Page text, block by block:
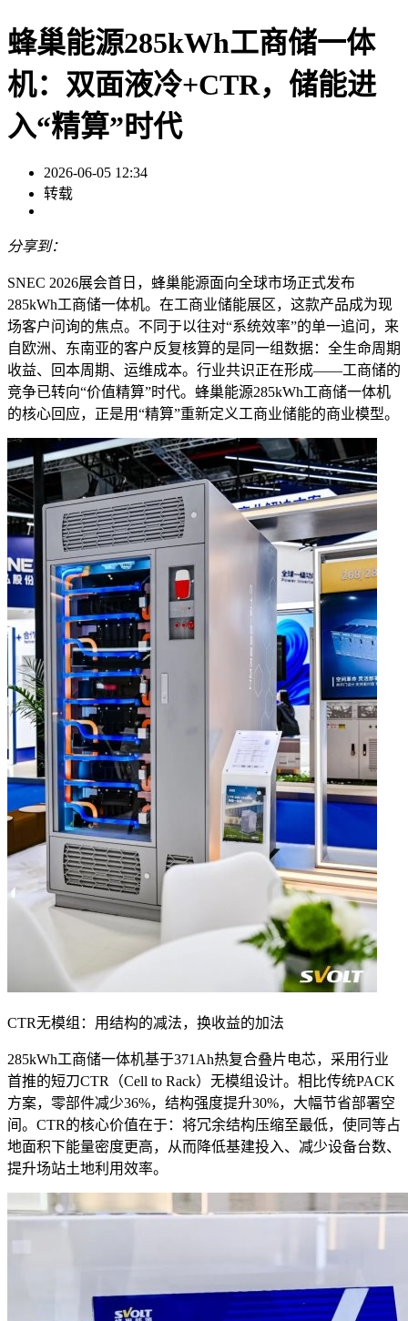
蜂巢能源285kWh工商储一体
机：双面液冷+CTR，储能进
入“精算”时代
2026-06-05 12:34
转载
分享到：
SNEC 2026展会首日，蜂巢能源面向全球市场正式发布
285kWh工商储一体机。在工商业储能展区，这款产品成为现
场客户问询的焦点。不同于以往对“系统效率”的单一追问，来
自欧洲、东南亚的客户反复核算的是同一组数据：全生命周期
收益、回本周期、运维成本。行业共识正在形成——工商储的
竞争已转向“价值精算”时代。蜂巢能源285kWh工商储一体机
的核心回应，正是用“精算”重新定义工商业储能的商业模型。
CTR无模组：用结构的减法，换收益的加法
285kWh工商储一体机基于371Ah热复合叠片电芯，采用行业
首推的短刀CTR（Cell to Rack）无模组设计。相比传统PACK
方案，零部件减少36%，结构强度提升30%，大幅节省部署空
间。CTR的核心价值在于：将冗余结构压缩至最低，使同等占
地面积下能量密度更高，从而降低基建投入、减少设备台数、
提升场站土地利用效率。